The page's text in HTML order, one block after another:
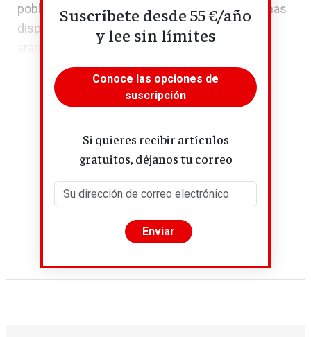
población activa; es decir, al número de personas
dispuestas a trabajar. Por si fuera poco, los
aranceles del 15% impuestos por EE UU a las...
Suscríbete desde 55 €/año
y lee sin límites
Conoce las opciones de
suscripción
Si quieres recibir artículos
gratuitos, déjanos tu correo